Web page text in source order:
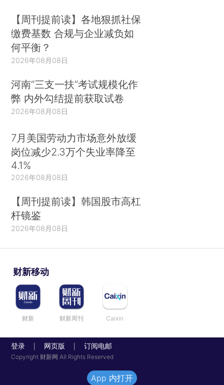
【周刊提前读】各地狠抓社保
缴费基数 合规与企业减负如
何平衡？
2026年08月08日
河南“三支一扶”考试规模化作
弊 内外勾结提前获取试卷
2026年08月08日
7月美国劳动力市场意外放缓
岗位减少2.3万个失业率降至
4.1%
2026年08月08日
【周刊提前读】韩国股市高杠
杆镜鉴
2026年08月08日
财新移动
财新 财新周刊 Caixin
登录 网页版 订阅电邮
Copyright 财新网 All Rights Reserved
App 内打开